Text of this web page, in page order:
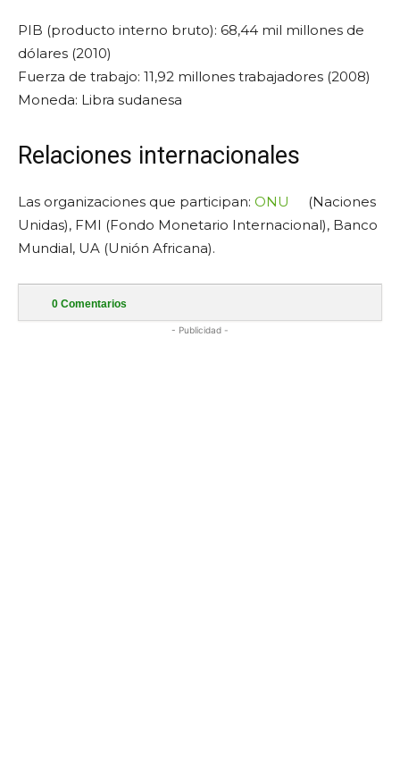
PIB (producto interno bruto): 68,44 mil millones de
dólares (2010)
Fuerza de trabajo: 11,92 millones trabajadores (2008)
Moneda: Libra sudanesa
Relaciones internacionales
Las organizaciones que participan: ONU
(Naciones
Unidas), FMI (Fondo Monetario Internacional), Banco
Mundial, UA (Unión Africana).
0 Comentarios
- Publicidad -